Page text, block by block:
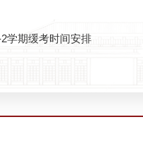
学期缓考时间安排